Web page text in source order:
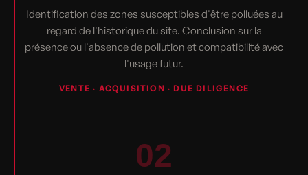
Identification des zones susceptibles d'être polluées au
regard de l'historique du site. Conclusion sur la
présence ou l'absence de pollution et compatibilité avec
l'usage futur.
VENTE · ACQUISITION · DUE DILIGENCE
02